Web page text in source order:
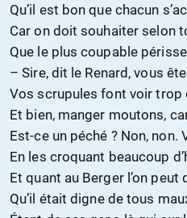
Qu’il est bon que chacun
Car on doit souhaiter selon
Que le plus coupable
– Sire, dit le Renard, vous
Vos scrupules font voir trop
Et bien, manger moutons,
Est-ce un péché ? Non, non.
En les croquant beaucoup
Et quant au Berger l’on peut
Qu’il était digne de tous